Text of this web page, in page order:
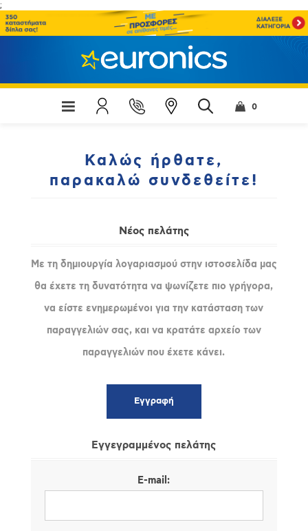
;
0
Καλώς ήρθατε,
παρακαλώ συνδεθείτε!
Νέος πελάτης
Με τη δημιουργία λογαριασμού στην ιστοσελίδα μας
θα έχετε τη δυνατότητα να ψωνίζετε πιο γρήγορα,
να είστε ενημερωμένοι για την κατάσταση των
παραγγελιών σας, και να κρατάτε αρχείο των
παραγγελιών που έχετε κάνει.
Εγγεγραμμένος πελάτης
E-mail: